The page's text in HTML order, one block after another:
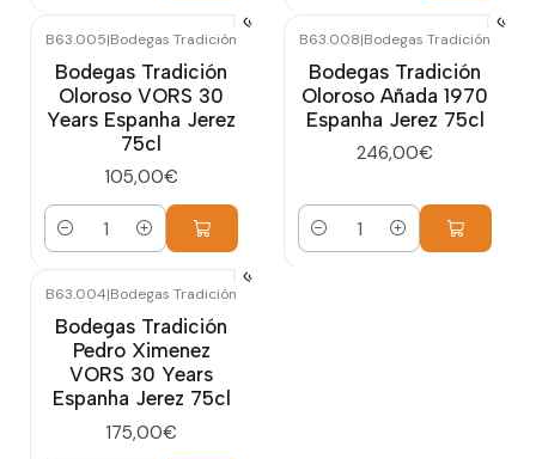
B63.005|Bodegas Tradición
Bodegas Tradición
Oloroso VORS 30
Years Espanha Jerez
75cl
105,00€
Quantidade
B63.008|Bodegas Tradición
Bodegas Tradición
Oloroso Añada 1970
Espanha Jerez 75cl
246,00€
Quantidade
B63.004|Bodegas Tradición
Bodegas Tradición
Pedro Ximenez
VORS 30 Years
Espanha Jerez 75cl
175,00€